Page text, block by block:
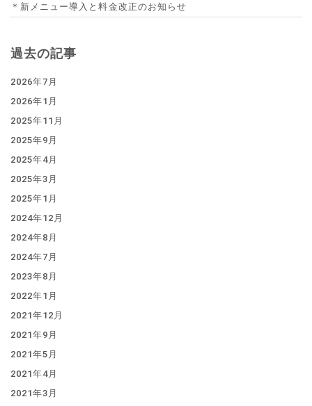
＊新メニュー導入と料金改正のお知らせ
過去の記事
2026年7月
2026年1月
2025年11月
2025年9月
2025年4月
2025年3月
2025年1月
2024年12月
2024年8月
2024年7月
2023年8月
2022年1月
2021年12月
2021年9月
2021年5月
2021年4月
2021年3月